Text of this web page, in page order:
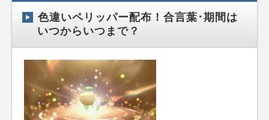
色違いペリッパー配布！合言葉･期間は
いつからいつまで？